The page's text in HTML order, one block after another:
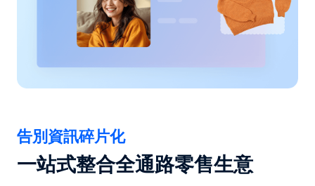
告別資訊碎片化
一站式整合全通路零售生意